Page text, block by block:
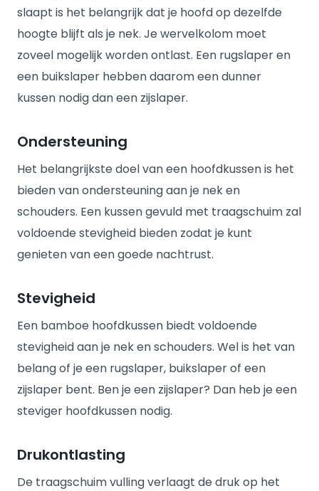
slaapt is het belangrijk dat je hoofd op dezelfde
hoogte blijft als je nek. Je wervelkolom moet
zoveel mogelijk worden ontlast. Een rugslaper en
een buikslaper hebben daarom een dunner
kussen nodig dan een zijslaper.
Ondersteuning
Het belangrijkste doel van een hoofdkussen is het
bieden van ondersteuning aan je nek en
schouders. Een kussen gevuld met traagschuim zal
voldoende stevigheid bieden zodat je kunt
genieten van een goede nachtrust.
Stevigheid
Een bamboe hoofdkussen biedt voldoende
stevigheid aan je nek en schouders. Wel is het van
belang of je een rugslaper, buikslaper of een
zijslaper bent. Ben je een zijslaper? Dan heb je een
steviger hoofdkussen nodig.
Drukontlasting
De traagschuim vulling verlaagt de druk op het